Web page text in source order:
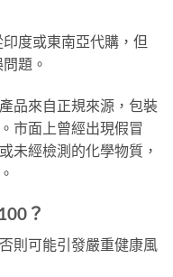
度或東南亞代購，但
題。
品來自正規來源，包裝
市面上曾經出現假冒
未經檢測的化學物質，
？
則可能引發嚴重健康風